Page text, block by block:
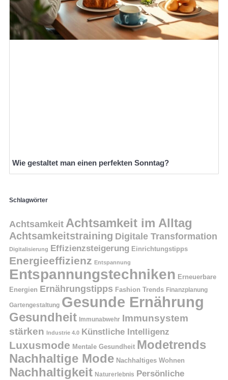
Wie gestaltet man einen perfekten Sonntag?
Schlagwörter
Achtsamkeit Achtsamkeit im Alltag
Achtsamkeitstraining Digitale Transformation
Digitalisierung Effizienzsteigerung Einrichtungstipps
Energieeffizienz Entspannung
Entspannungstechniken Erneuerbare
Energien Ernährungstipps Fashion Trends Finanzplanung
Gartengestaltung Gesunde Ernährung
Gesundheit Immunabwehr Immunsystem
stärken
Industrie 4.0 Künstliche Intelligenz
Luxusmode Mentale Gesundheit Modetrends
Nachhaltige Mode Nachhaltiges Wohnen
Nachhaltigkeit Naturerlebnis Persönliche